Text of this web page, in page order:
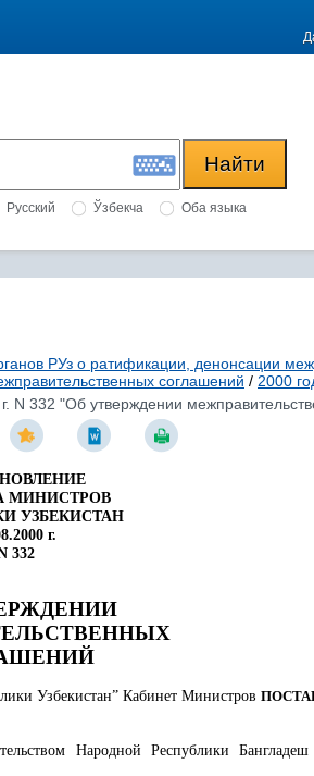
Русский Ўзбекча Оба языка
РУз о ратификации, денонсации
соглашений / 2000
N 332 "Об утверждении
МИНИСТРОВ
УЗБЕКИСТАН
г.
332
Узбекистан” Кабинет Министров
Народной Республики